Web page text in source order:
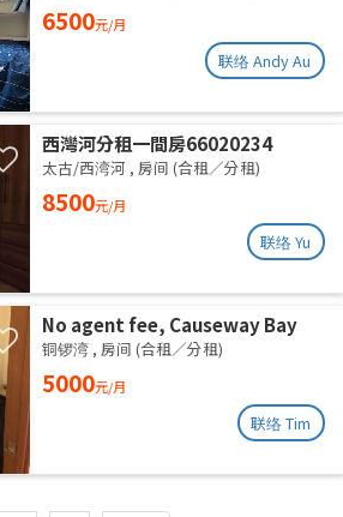
6500元/月
联络 Andy Au
西灣河分租一間房66020234
太古/西湾河 , 房间 (合租／分租)
8500元/月
联络 Yu
No agent fee, Causeway Bay
share flat
铜锣湾 , 房间 (合租／分租)
5000元/月
联络 Tim